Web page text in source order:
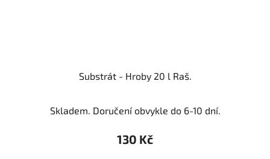
Substrát - Hroby 20 l Raš.
Skladem. Doručení obvykle do 6-10 dní.
130 Kč